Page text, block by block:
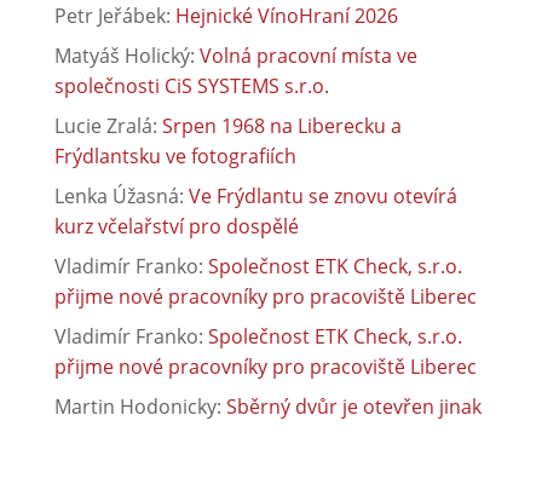
Petr Jeřábek: Hejnické VínoHraní 2026
Matyáš Holický: Volná pracovní místa ve
společnosti CiS SYSTEMS s.r.o.
Lucie Zralá: Srpen 1968 na Liberecku a
Frýdlantsku ve fotografiích
Lenka Úžasná: Ve Frýdlantu se znovu otevírá
kurz včelařství pro dospělé
Vladimír Franko: Společnost ETK Check, s.r.o.
přijme nové pracovníky pro pracoviště Liberec
Vladimír Franko: Společnost ETK Check, s.r.o.
přijme nové pracovníky pro pracoviště Liberec
Martin Hodonicky: Sběrný dvůr je otevřen jinak